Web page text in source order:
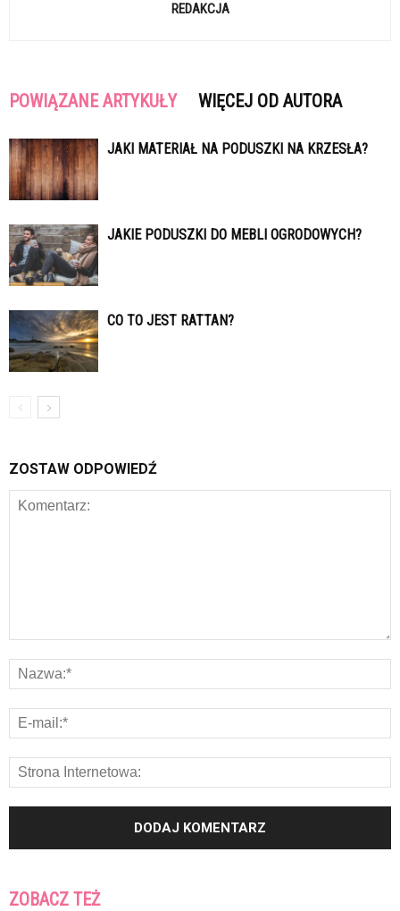
REDAKCJA
POWIĄZANE ARTYKUŁY WIĘCEJ OD AUTORA
JAKI MATERIAŁ NA PODUSZKI NA KRZESŁA?
JAKIE PODUSZKI DO MEBLI OGRODOWYCH?
CO TO JEST RATTAN?
ZOSTAW ODPOWIEDŹ
ZOBACZ TEŻ